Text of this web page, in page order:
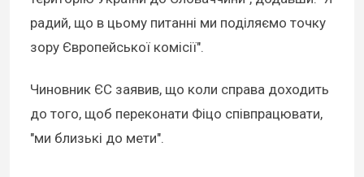
радий, що в цьому питанні ми поділяємо точку
зору Європейської комісії".
Чиновник ЄС заявив, що коли справа доходить
до того, щоб переконати Фіцо співпрацювати,
"ми близькі до мети".